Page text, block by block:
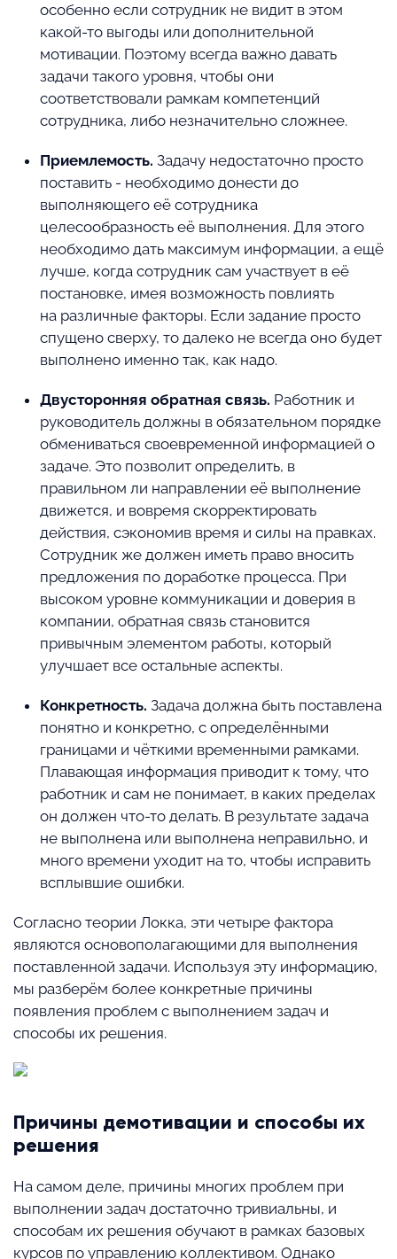
особенно если сотрудник не видит в этом
какой-то выгоды или дополнительной
мотивации. Поэтому всегда важно давать
задачи такого уровня, чтобы они
соответствовали рамкам компетенций
сотрудника, либо незначительно сложнее.
Приемлемость. Задачу недостаточно просто
поставить - необходимо донести до
выполняющего её сотрудника
целесообразность её выполнения. Для этого
необходимо дать максимум информации, а ещё
лучше, когда сотрудник сам участвует в её
постановке, имея возможность повлиять
на различные факторы. Если задание просто
спущено сверху, то далеко не всегда оно будет
выполнено именно так, как надо.
Двусторонняя обратная связь. Работник и
руководитель должны в обязательном порядке
обмениваться своевременной информацией о
задаче. Это позволит определить, в
правильном ли направлении её выполнение
движется, и вовремя скорректировать
действия, сэкономив время и силы на правках.
Сотрудник же должен иметь право вносить
предложения по доработке процесса. При
высоком уровне коммуникации и доверия в
компании, обратная связь становится
привычным элементом работы, который
улучшает все остальные аспекты.
Конкретность. Задача должна быть поставлена
понятно и конкретно, с определёнными
границами и чёткими временными рамками.
Плавающая информация приводит к тому, что
работник и сам не понимает, в каких пределах
он должен что-то делать. В результате задача
не выполнена или выполнена неправильно, и
много времени уходит на то, чтобы исправить
всплывшие ошибки.
Согласно теории Локка, эти четыре фактора
являются основополагающими для выполнения
поставленной задачи. Используя эту информацию,
мы разберём более конкретные причины
появления проблем с выполнением задач и
способы их решения.
Причины демотивации и способы их
решения
На самом деле, причины многих проблем при
выполнении задач достаточно тривиальны, и
способам их решения обучают в рамках базовых
курсов по управлению коллективом. Однако